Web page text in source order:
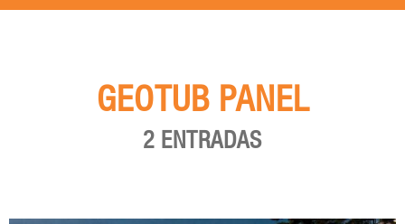
GEOTUB PANEL
2 ENTRADAS